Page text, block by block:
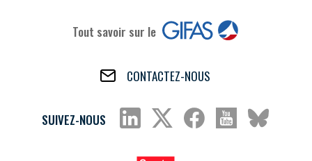
Tout savoir sur le
CONTACTEZ-NOUS
SUIVEZ-NOUS